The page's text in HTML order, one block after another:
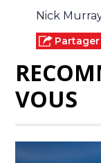
Nick
VOUS